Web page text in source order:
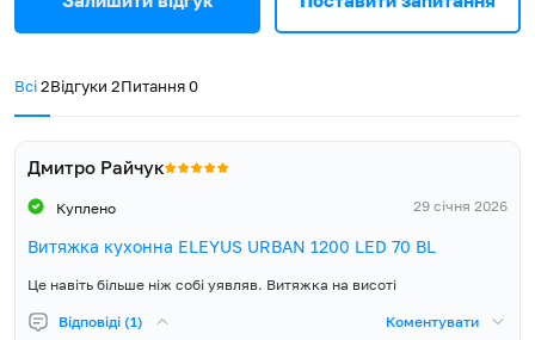
Всі2Відгуки 2Питання0
Дмитро Райчук
Куплено 29 січня 2026
Витяжка кухонна ELEYUS URBAN 1200 LED 70 BL
Це навіть більше ніж собі уявляв. Витяжка на висоті
Відповіді (1) Коментувати